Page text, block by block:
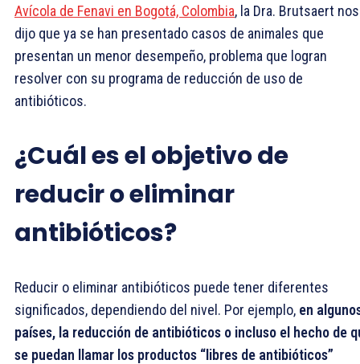
Avícola de Fenavi en Bogotá, Colombia, la Dra. Brutsaert nos
dijo que ya se han presentado casos de animales que
presentan un menor desempeño, problema que logran
resolver con su programa de reducción de uso de
antibióticos.
¿Cuál es el objetivo de
reducir o eliminar
antibióticos?
Reducir o eliminar antibióticos puede tener diferentes
significados, dependiendo del nivel. Por ejemplo, en
países, la reducción de antibióticos o incluso el hecho de
se puedan llamar los productos “libres de antibióticos”